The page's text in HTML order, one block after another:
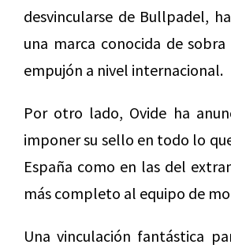
desvincularse de Bullpadel,
una marca conocida de
empujón a nivel internacional.
Por otro lado, Ovide ha
imponer su sello en todo lo
España como en las del
más completo al equipo de
Una vinculación fantástica